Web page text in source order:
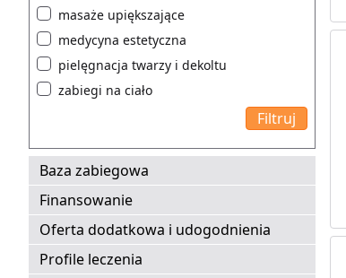
masaże upiększające
medycyna estetyczna
pielęgnacja twarzy i dekoltu
zabiegi na ciało
Baza zabiegowa
Finansowanie
Oferta dodatkowa i udogodnienia
Profile leczenia